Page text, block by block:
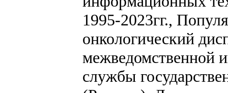
1995-2023гг.,
онкологический
межведомственной
службы